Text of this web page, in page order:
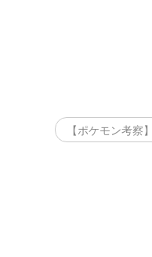
【ポケモン考